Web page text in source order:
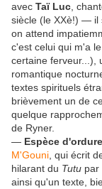
avec Taï Luc ,
siècle (le XXè!) — il
on attend
c'est celui qui m'a
certaine ferveur...),
romantique
textes spirituels
brièvement un de
quelque
de Ryner.
— Espèce d'ordure
M'Gouni , qui écrit
hilarant du Tutu par
ainsi qu'un texte,